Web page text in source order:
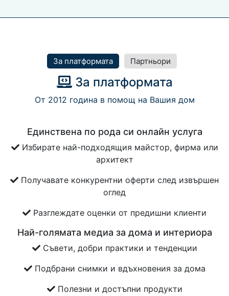
За платформата Партньори
За платформата
От 2012 година в помощ на Вашия дом
Единствена по рода си онлайн услуга
Избирате най-подходящия майстор, фирма или
архитект
Получавате конкурентни оферти след извършен
оглед
Разглеждате оценки от предишни клиенти
Най-голямата медиа за дома и интериора
Съвети, добри практики и тенденции
Подбрани снимки и вдъхновения за дома
Полезни и достъпни продукти